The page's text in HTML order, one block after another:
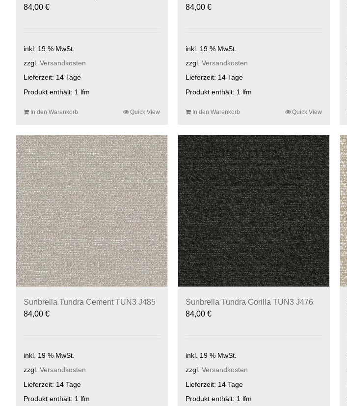
84,00 €
inkl. 19 % MwSt.
zzgl. Versandkosten
Lieferzeit: 14 Tage
Produkt enthält: 1 lfm
In den Warenkorb Quick View
84,00 €
inkl. 19 % MwSt.
zzgl. Versandkosten
Lieferzeit: 14 Tage
Produkt enthält: 1 lfm
In den Warenkorb Quick View
Sunbrella Tundra Cement TUN3 J485
84,00 €
inkl. 19 % MwSt.
zzgl. Versandkosten
Lieferzeit: 14 Tage
Produkt enthält: 1 lfm
Sunbrella Tundra Gorilla TUN3 J476
84,00 €
inkl. 19 % MwSt.
zzgl. Versandkosten
Lieferzeit: 14 Tage
Produkt enthält: 1 lfm